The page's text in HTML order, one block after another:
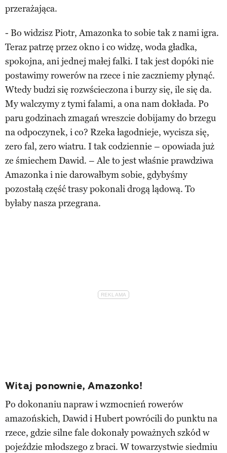
przerażająca.
- Bo widzisz Piotr, Amazonka to sobie tak z nami igra.
Teraz patrzę przez okno i co widzę, woda gładka,
spokojna, ani jednej małej falki. I tak jest dopóki nie
postawimy rowerów na rzece i nie zaczniemy płynąć.
Wtedy budzi się rozwścieczona i burzy się, ile się da.
My walczymy z tymi falami, a ona nam dokłada. Po
paru godzinach zmagań wreszcie dobijamy do brzegu
na odpoczynek, i co? Rzeka łagodnieje, wycisza się,
zero fal, zero wiatru. I tak codziennie – opowiada już
ze śmiechem Dawid. – Ale to jest właśnie prawdziwa
Amazonka i nie darowałbym sobie, gdybyśmy
pozostałą część trasy pokonali drogą lądową. To
byłaby nasza przegrana.
Witaj ponownie, Amazonko!
Po dokonaniu napraw i wzmocnień rowerów
amazońskich, Dawid i Hubert powrócili do punktu na
rzece, gdzie silne fale dokonały poważnych szkód w
pojeździe młodszego z braci. W towarzystwie siedmiu